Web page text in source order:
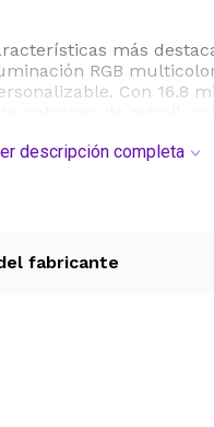
más
RGB
Con 16.8
adaptada a su
nitidez absoluta. La
descripción completa
fabricante